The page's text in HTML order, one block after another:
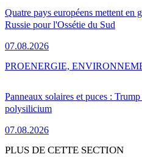
Quatre pays européens mettent en
Russie pour l'Ossétie du Sud
07.08.2026
Panneaux solaires et puces :
polysilicium
07.08.2026
PROENERGIE,
PLUS DE CETTE SECTION